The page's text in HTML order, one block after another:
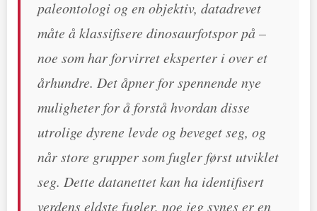
paleontologi og en objektiv, datadrevet
måte å klassifisere dinosaurfotspor på –
noe som har forvirret eksperter i over et
århundre. Det åpner for spennende nye
muligheter for å forstå hvordan disse
utrolige dyrene levde og beveget seg, og
når store grupper som fugler først utviklet
seg. Dette datanettet kan ha identifisert
verdens eldste fugler, noe jeg synes er en